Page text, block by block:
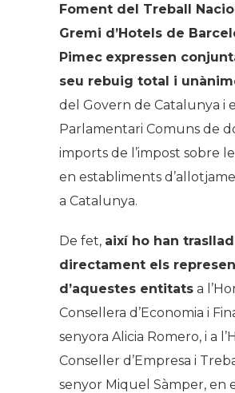
Foment del Treball
Gremi d’Hotels de
Pimec expressen
seu rebuig total i
del Govern de Catalunya i
Parlamentari Comuns de
imports de l’impost sobre
en establiments
a Catalunya.
De fet, així ho han
directament els
d’aquestes entitats a
Consellera d’Economia i
senyora Alicia Romero, i a
Conseller d’Empresa i
senyor Miquel Sàmper, en